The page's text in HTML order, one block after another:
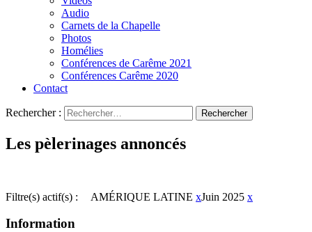
Audio
Carnets de la Chapelle
Photos
Homélies
Conférences de Carême 2021
Conférences Carême 2020
Contact
Rechercher :
Les pèlerinages annoncés
Filtre(s) actif(s) : AMÉRIQUE LATINE xJuin 2025 x
Information